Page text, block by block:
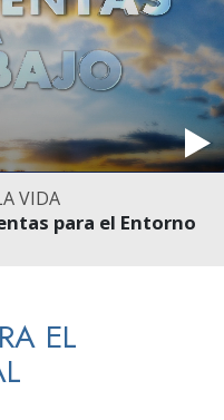
VIDA
para el Entorno
EL